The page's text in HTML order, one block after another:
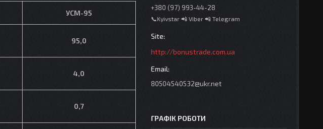
УСМ-95
95,0
4,0
0,7
+380 (97) 993-44-28
📞Kyivstar 📲 Viber 📲 Telegram
http://bonustrade.com.ua
80504540532@ukr.net
ГРАФІК РОБОТИ